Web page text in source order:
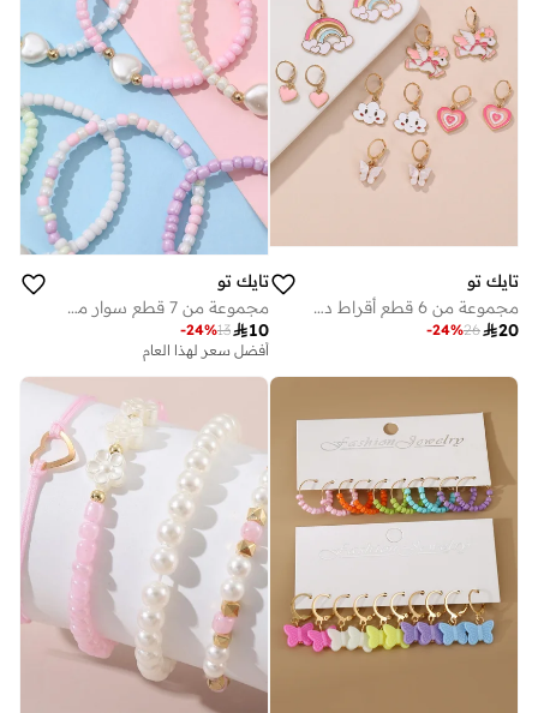
تايك تو
مجموعة من 6 قطع أقراط دلايات
20
26
-24%
تايك تو
مجموعة من 7 قطع سوار مخرز بتفاصيل قلب
10
13
-24%
أفضل سعر لهذا العام